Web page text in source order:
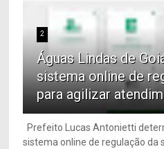
2
Águas Lindas de
sistema online de
para agilizar
Prefeito Lucas Antonietti
sistema online de regulação da